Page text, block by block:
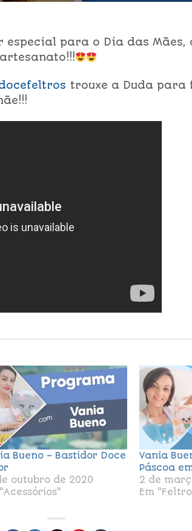
especial para o Dia das Mães,
trouxe a Duda para
Bueno – Bastidor Doce
outubro de 2020
Vania
Páscoa
2 de
Em